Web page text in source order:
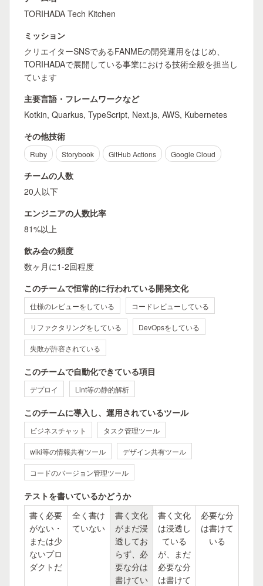
TORIHADA Tech Kitchen
ミッション
クリエイターSNSであるFANMEの開発運用をはじめ、
TORIHADAで展開している事業における技術全般を担当し
ています
主要言語・フレームワークなど
Kotkin, Quarkus, TypeScript, Next.js, AWS, Kubernetes
その他技術
Ruby Storybook GitHub Actions Google Cloud
チームの人数
20人以下
エンジニアの人数比率
81%以上
飲み会の頻度
数ヶ月に1-2回程度
このチームで恒常的に行われている開発文化
仕様のレビューをしている コードレビューしている
リファクタリングをしている DevOpsをしている
失敗が許容されている
このチームで自動化できている項目
デプロイ Lint等の静的解析
このチームに導入し、運用されているツール
ビジネスチャット タスク管理ツール
wiki等の情報共有ツール デザイン共有ツール
コードのバージョン管理ツール
テストを書いているかどうか
書く必要
がない・
または少
ないプロ
ダクトだ
全く書け
ていない
書く文化
がまだ浸
透してお
らず、必
要な分は
書けてい
書く文化
は浸透し
ている
が、まだ
必要な分
は書けて
必要な分
は書けて
いる